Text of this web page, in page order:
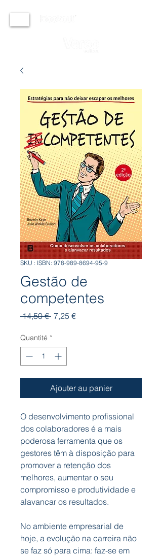
SKU : ISBN: 978-989-8694-95-9
Gestão de
competentes
14,50 € Prix
7,25 €Prix
Quantité *
Ajouter au panier
O desenvolvimento profissional
dos colaboradores é a mais
poderosa ferramenta que os
gestores têm à disposição para
promover a retenção dos
melhores, aumentar o seu
compromisso e produtividade e
alavancar os resultados.
No ambiente empresarial de
hoje, a evolução na carreira não
se faz só para cima: faz-se em